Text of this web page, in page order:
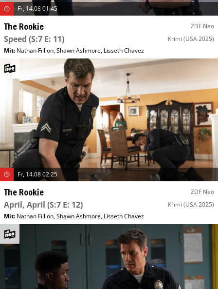
Fr, 14.08 01:45
The Rookie ZDF Neo
Speed (S:7 E: 11) Krimi (USA 2025)
Mit: Nathan Fillion,Shawn Ashmore, Lisseth Chavez
Fr, 14.08 02:25
The Rookie ZDF Neo
April, April (S:7 E: 12) Krimi (USA 2025)
Mit: Nathan Fillion,Shawn Ashmore, Lisseth Chavez